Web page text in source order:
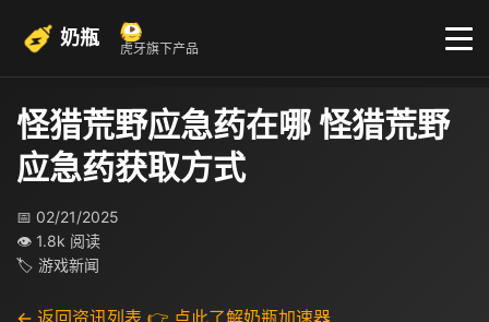
奶瓶 虎牙旗下产品
怪猎荒野应急药在哪 怪猎荒野
应急药获取方式
📅 02/21/2025
👁 1.8k 阅读
🏷 游戏新闻
← 返回资讯列表 👉 点此了解奶瓶加速器